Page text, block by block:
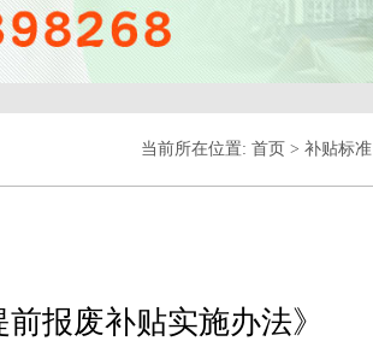
当前所在位置: 首页 > 补贴标准
报废补贴实施办法》